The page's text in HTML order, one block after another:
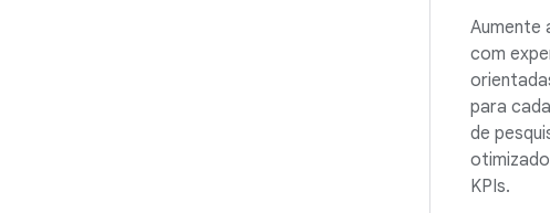
Aumente
com
para
de
KPIs.